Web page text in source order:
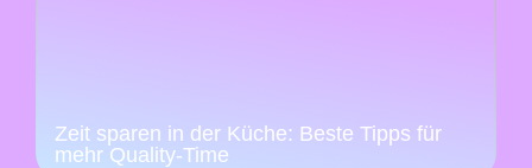
Zeit sparen in der Küche: Beste Tipps für
mehr Quality-Time